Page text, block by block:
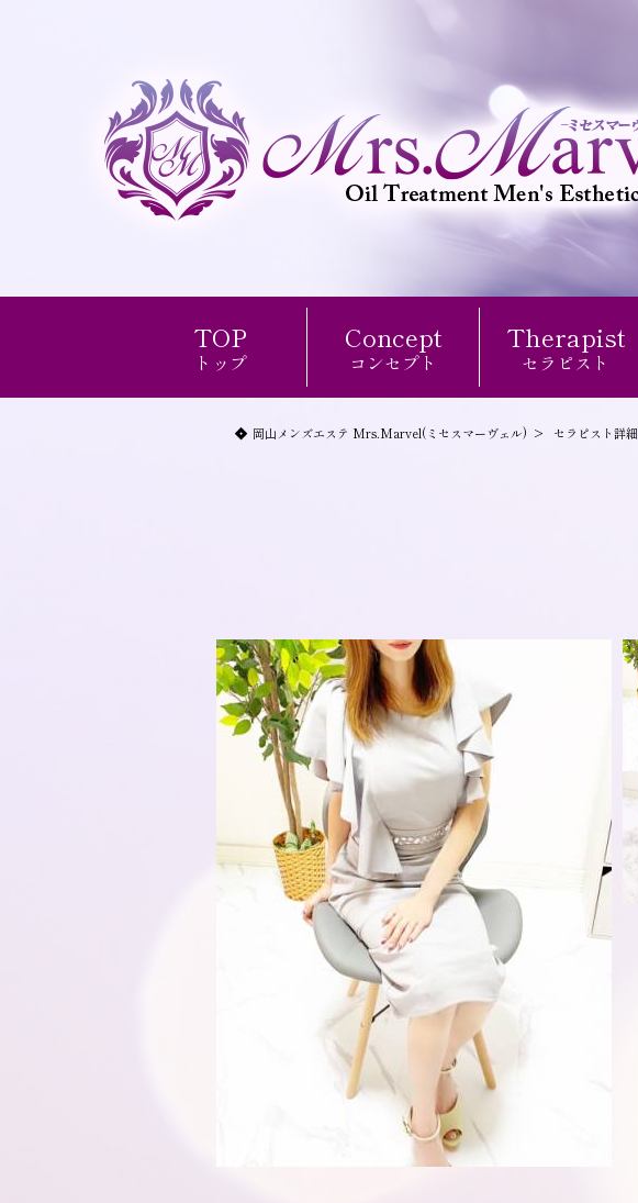
TOP
トップ
Concept
コンセプト
Therapist
セラピスト
岡山メンズエステ Mrs.Marvel(ミセスマーヴェル) セラピスト詳細